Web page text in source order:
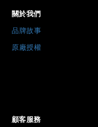
關於我們
品牌故事
原廠授權
顧客服務